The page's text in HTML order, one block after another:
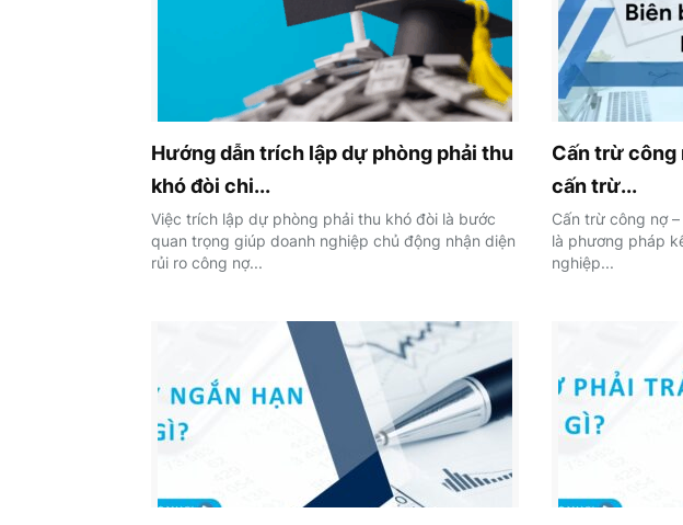
Hướng dẫn trích lập dự phòng phải thu
khó đòi chi...
Việc trích lập dự phòng phải thu khó đòi là bước
quan trọng giúp doanh nghiệp chủ động nhận diện
rủi ro công nợ...
Cấn trừ công
cấn trừ...
Cấn trừ công nợ
là phương pháp
nghiệp...